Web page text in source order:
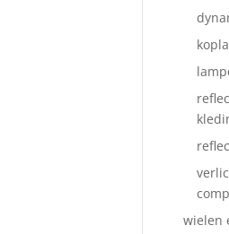
wielen